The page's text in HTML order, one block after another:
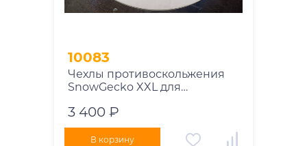
10083
Чехлы противоскольжения
SnowGecko XXL для
3 400 ₽
В корзину